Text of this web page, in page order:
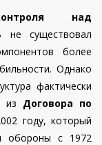
над
существовал
более
Однако
фактически
из Договора по
году, который
обороны с 1972